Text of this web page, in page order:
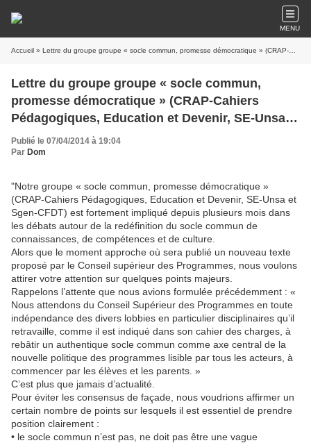
MENU
Accueil » Lettre du groupe groupe « socle commun, promesse démocratique » (CRAP-Cahiers Pédagogiques, Education et Devenir, SE-Unsa et Sgen-CFDT) au président du Conseil Supérieur des Programmes
Lettre du groupe groupe « socle commun,
promesse démocratique » (CRAP-Cahiers
Pédagogiques, Education et Devenir, SE-Unsa et
Sgen-CFDT) au président du Conseil Supérieur
des Programmes
Publié le 07/04/2014 à 19:04
Par Dom
"Notre groupe « socle commun, promesse démocratique »
(CRAP-Cahiers Pédagogiques, Education et Devenir, SE-Unsa et
Sgen-CFDT) est fortement impliqué depuis plusieurs mois dans
les débats autour de la redéfinition du socle commun de
connaissances, de compétences et de culture.
Alors que le moment approche où sera publié un nouveau texte
proposé par le Conseil supérieur des Programmes, nous voulons
attirer votre attention sur quelques points majeurs.
Rappelons l’attente que nous avions formulée précédemment : «
Nous attendons du Conseil Supérieur des Programmes en toute
indépendance des divers lobbies en particulier disciplinaires qu’il
retravaille, comme il est indiqué dans son cahier des charges, à
rebâtir un authentique socle commun comme axe central de la
nouvelle politique des programmes lisible par tous les acteurs, à
commencer par les élèves et les parents. »
C’est plus que jamais d’actualité.
Pour éviter les consensus de façade, nous voudrions affirmer un
certain nombre de points sur lesquels il est essentiel de prendre
position clairement :
• le socle commun n’est pas, ne doit pas être une vague